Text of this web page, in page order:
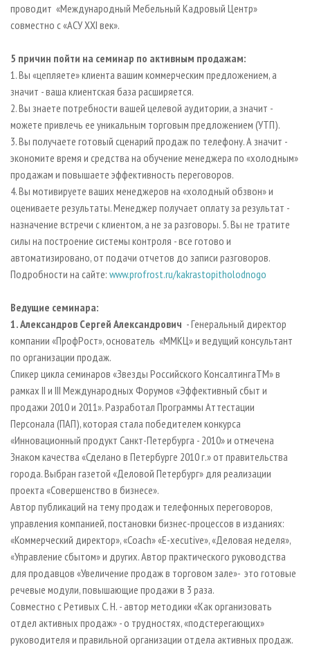
БИОЭНЕРГЕТИКА
ИНСТРУМЕНТ И МАТЕРИАЛЫ
RUSSIAN FORESTRY REVIEW
БИБЛИОТЕКА СПЕЦИАЛИСТА
проводит «Международный Мебельный Кадровый Центр»
совместно с «АСУ XXI век».
5 причин пойти на семинар по активным продажам:
1. Вы «цепляете» клиента вашим коммерческим предложением, а
значит - ваша клиентская база расширяется.
2. Вы знаете потребности вашей целевой аудитории, а значит -
можете привлечь ее уникальным торговым предложением (УТП).
3. Вы получаете готовый сценарий продаж по телефону. А значит -
экономите время и средства на обучение менеджера по «холодным»
продажам и повышаете эффективность переговоров.
4. Вы мотивируете ваших менеджеров на «холодный обзвон» и
оцениваете результаты. Менеджер получает оплату за результат -
назначение встречи с клиентом, а не за разговоры. 5. Вы не тратите
силы на построение системы контроля - все готово и
автоматизировано, от подачи отчетов до записи разговоров.
Подробности на сайте: www.profrost.ru/kakrastopitholodnogo
Ведущие семинара:
1. Александров Сергей Александрович - Генеральный директор
компании «ПрофРост», основатель «ММКЦ» и ведущий консультант
по организации продаж.
Спикер цикла семинаров «Звезды Российского КонсалтингаTM» в
рамках II и III Международных Форумов «Эффективный сбыт и
продажи 2010 и 2011». Разработал Программы Аттестации
Персонала (ПАП), которая стала победителем конкурса
«Инновационный продукт Санкт-Петербурга - 2010» и отмечена
Знаком качества «Сделано в Петербурге 2010 г.» от правительства
города. Выбран газетой «Деловой Петербург» для реализации
проекта «Совершенство в бизнесе».
Автор публикаций на тему продаж и телефонных переговоров,
управления компанией, постановки бизнес-процессов в изданиях:
«Коммерческий директор», «Coach» «E-xecutive», «Деловая неделя»,
«Управление сбытом» и других. Автор практического руководства
для продавцов «Увеличение продаж в торговом зале»- это готовые
речевые модули, повышающие продажи в 3 раза.
Совместно с Ретивых С. Н. - автор методики «Как организовать
отдел активных продаж» - о трудностях, «подстерегающих»
руководителя и правильной организации отдела активных продаж.